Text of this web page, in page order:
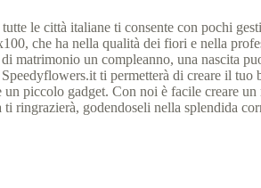
le città italiane ti consente con pochi
che ha nella qualità dei fiori e nella
matrimonio un compleanno, una nascita
ti permetterà di creare il
piccolo gadget. Con noi è facile creare
godendoseli nella splendida